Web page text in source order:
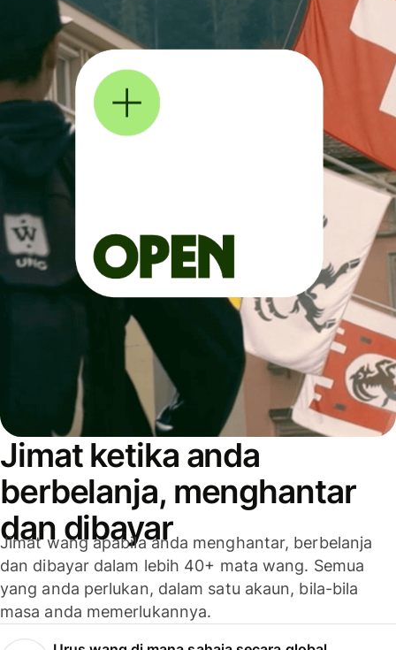
Jimat ketika anda
berbelanja, menghantar
dan dibayar
Jimat wang apabila anda menghantar, berbelanja
dan dibayar dalam lebih 40+ mata wang. Semua
yang anda perlukan, dalam satu akaun, bila-bila
masa anda memerlukannya.